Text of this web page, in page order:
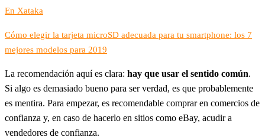
En Xataka
Cómo elegir la tarjeta microSD adecuada para tu smartphone: los 7
mejores modelos para 2019
La recomendación aquí es clara: hay que usar el sentido común.
Si algo es demasiado bueno para ser verdad, es que probablemente
es mentira. Para empezar, es recomendable comprar en comercios de
confianza y, en caso de hacerlo en sitios como eBay, acudir a
vendedores de confianza.